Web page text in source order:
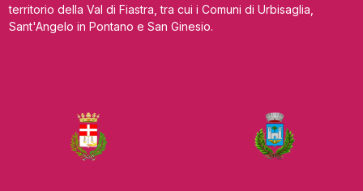
territorio della Val di Fiastra, tra cui i Comuni di Urbisaglia,
Sant'Angelo in Pontano e San Ginesio.